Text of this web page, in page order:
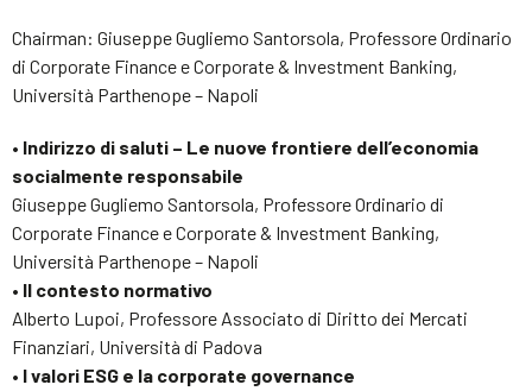
Chairman: Giuseppe Gugliemo Santorsola, Professore Ordinario
di Corporate Finance e Corporate & Investment Banking,
Università Parthenope – Napoli
• Indirizzo di saluti – Le nuove frontiere dell’economia
socialmente responsabile
Giuseppe Gugliemo Santorsola, Professore Ordinario di
Corporate Finance e Corporate & Investment Banking,
Università Parthenope – Napoli
• Il contesto normativo
Alberto Lupoi, Professore Associato di Diritto dei Mercati
Finanziari, Università di Padova
• I valori ESG e la corporate governance